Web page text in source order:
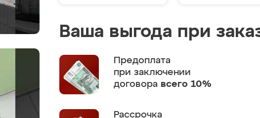
Ваша выгода при
Предоплата
при заключении
договора всего 10%
Рассрочка